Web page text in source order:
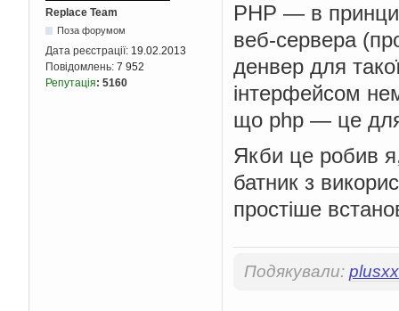
Replace Team
Поза форумом
Дата реєстрації: 19.02.2013
Повідомлень: 7 952
Репутація: 5160
PHP — в
веб-сервера
денвер для
інтерфейсом
що php — це для
Якби це робив
батник з
простіше
Подякували: plusxx